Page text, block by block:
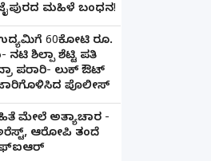
ಮಹಿಳೆ ಬಂಧನ!
60ಕೋಟಿ ರೂ.
ಶಿಲ್ಪಾ ಶೆಟ್ಟಿ ಪತಿ
ಪರಾರಿ- ಲುಕ್ ಔಟ್
ಪೊಲೀಸ್
ಮೇಲೆ ಅತ್ಯಾಚಾರ -
ಆರೋಪಿ ತಂದೆ